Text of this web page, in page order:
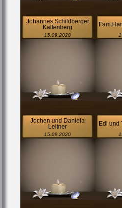
Johannes Schildberger
Kaltenberg
15.09.2020
Jochen und Daniela
Leitner
15.09.2020
Edi und